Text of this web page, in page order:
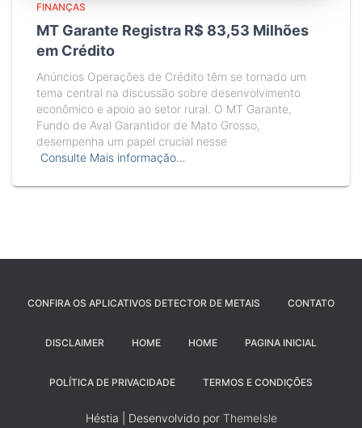
FINANÇAS
MT Garante Registra R$ 83,53 Milhões
em Crédito
Anúncios Operações de Crédito têm se tornado um
tema central na discussão sobre desenvolvimento
econômico e apoio ao setor rural. O MT Garante,
Fundo de Aval Garantidor de Mato Grosso,
desempenha um papel crucial nesse
Consulte Mais informação…
CONFIRA OS APLICATIVOS DETECTOR DE METAIS CONTATO
DISCLAIMER HOME HOME PAGINA INICIAL
POLÍTICA DE PRIVACIDADE TERMOS E CONDIÇÕES
Héstia | Desenvolvido por ThemeIsle